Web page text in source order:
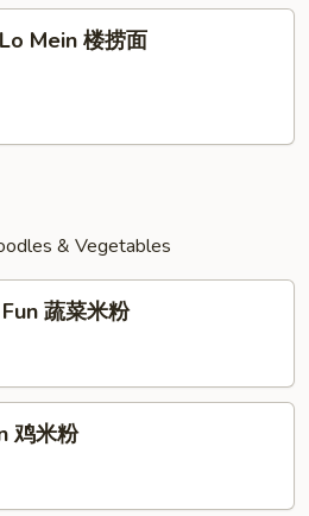
Mein 楼捞面
& Vegetables
蔬菜米粉
鸡米粉